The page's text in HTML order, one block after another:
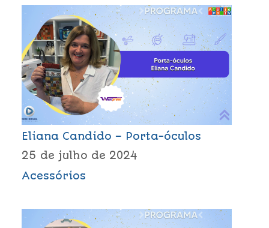
Eliana Candido – Porta-óculos
25 de julho de 2024
Acessórios